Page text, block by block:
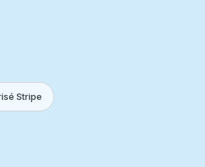
Stripe
DE PAIEMENT ACCEPTÉS
Pay